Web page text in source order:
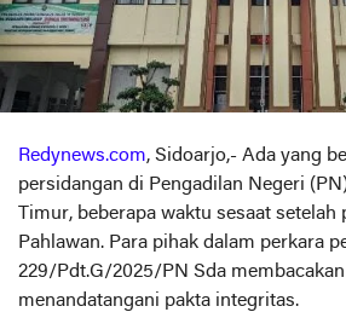
Redynews.com, Sidoarjo,- Ada yang
persidangan di Pengadilan Negeri
Timur, beberapa waktu sesaat
Pahlawan. Para pihak dalam perkara
229/Pdt.G/2025/PN Sda
menandatangani pakta integritas.